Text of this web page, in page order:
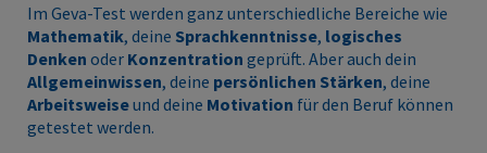
Im Geva-Test werden ganz unterschiedliche Bereiche wie
Mathematik, deine Sprachkenntnisse, logisches
Denken oder Konzentration geprüft. Aber auch dein
Allgemeinwissen, deine persönlichen Stärken, deine
Arbeitsweiseund deine Motivation für den Beruf können
getestet werden.